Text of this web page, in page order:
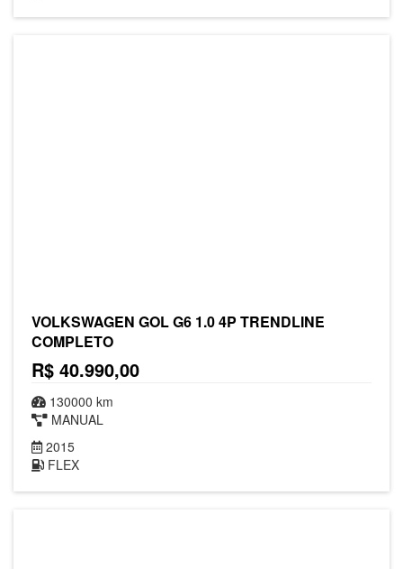
VOLKSWAGEN GOL G6 1.0 4P TRENDLINE
COMPLETO
R$ 40.990,00
130000 km
MANUAL
2015
FLEX